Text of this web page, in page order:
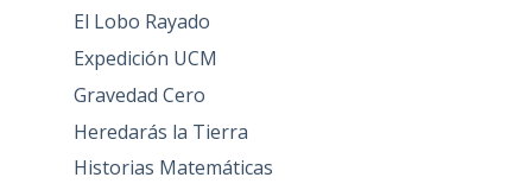
El Lobo Rayado
Expedición UCM
Gravedad Cero
Heredarás la Tierra
Historias Matemáticas